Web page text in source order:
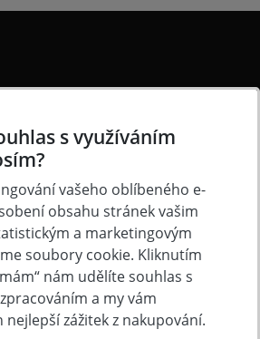
otázky
údajů
s využíváním
vašeho oblíbeného e-
obsahu stránek vašim
a marketingovým
soubory cookie. Kliknutím
nám udělíte souhlas s
a my vám
zážitek z nakupování.